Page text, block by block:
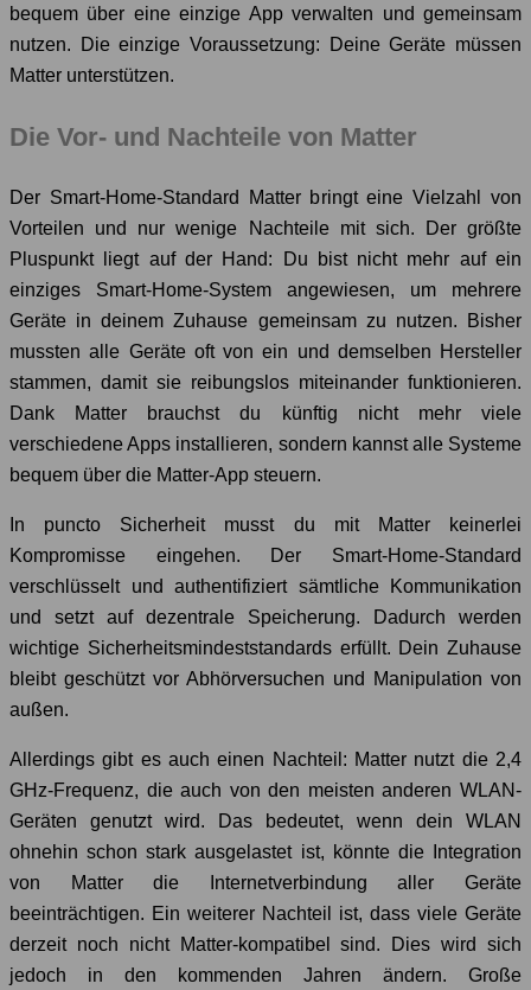
bequem über eine einzige App verwalten und gemeinsam
nutzen. Die einzige Voraussetzung: Deine Geräte müssen
Matter unterstützen.
Die Vor- und Nachteile von Matter
Der Smart-Home-Standard Matter bringt eine Vielzahl von
Vorteilen und nur wenige Nachteile mit sich. Der größte
Pluspunkt liegt auf der Hand: Du bist nicht mehr auf ein
einziges Smart-Home-System angewiesen, um mehrere
Geräte in deinem Zuhause gemeinsam zu nutzen. Bisher
mussten alle Geräte oft von ein und demselben Hersteller
stammen, damit sie reibungslos miteinander funktionieren.
Dank Matter brauchst du künftig nicht mehr viele
verschiedene Apps installieren, sondern kannst alle Systeme
bequem über die Matter-App steuern.
In puncto Sicherheit musst du mit Matter keinerlei
Kompromisse eingehen. Der Smart-Home-Standard
verschlüsselt und authentifiziert sämtliche Kommunikation
und setzt auf dezentrale Speicherung. Dadurch werden
wichtige Sicherheitsmindeststandards erfüllt. Dein Zuhause
bleibt geschützt vor Abhörversuchen und Manipulation von
außen.
Allerdings gibt es auch einen Nachteil: Matter nutzt die 2,4
GHz-Frequenz, die auch von den meisten anderen WLAN-
Geräten genutzt wird. Das bedeutet, wenn dein WLAN
ohnehin schon stark ausgelastet ist, könnte die Integration
von Matter die Internetverbindung aller Geräte
beeinträchtigen. Ein weiterer Nachteil ist, dass viele Geräte
derzeit noch nicht Matter-kompatibel sind. Dies wird sich
jedoch in den kommenden Jahren ändern. Große